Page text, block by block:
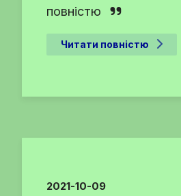
повністю
Читати повністю
2021-10-09